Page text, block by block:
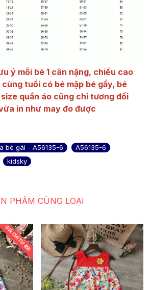
ý mỗi bé 1 cân nặng, chiều cao
tuổi có bé mập bé gầy, bé
quần áo cũng chỉ tương đối
in như may đo được
bé gái - A56135-6
A56135-6
kidsky
PHẨM CÙNG LOẠI
GIÁ CHỈ TỪ 45K